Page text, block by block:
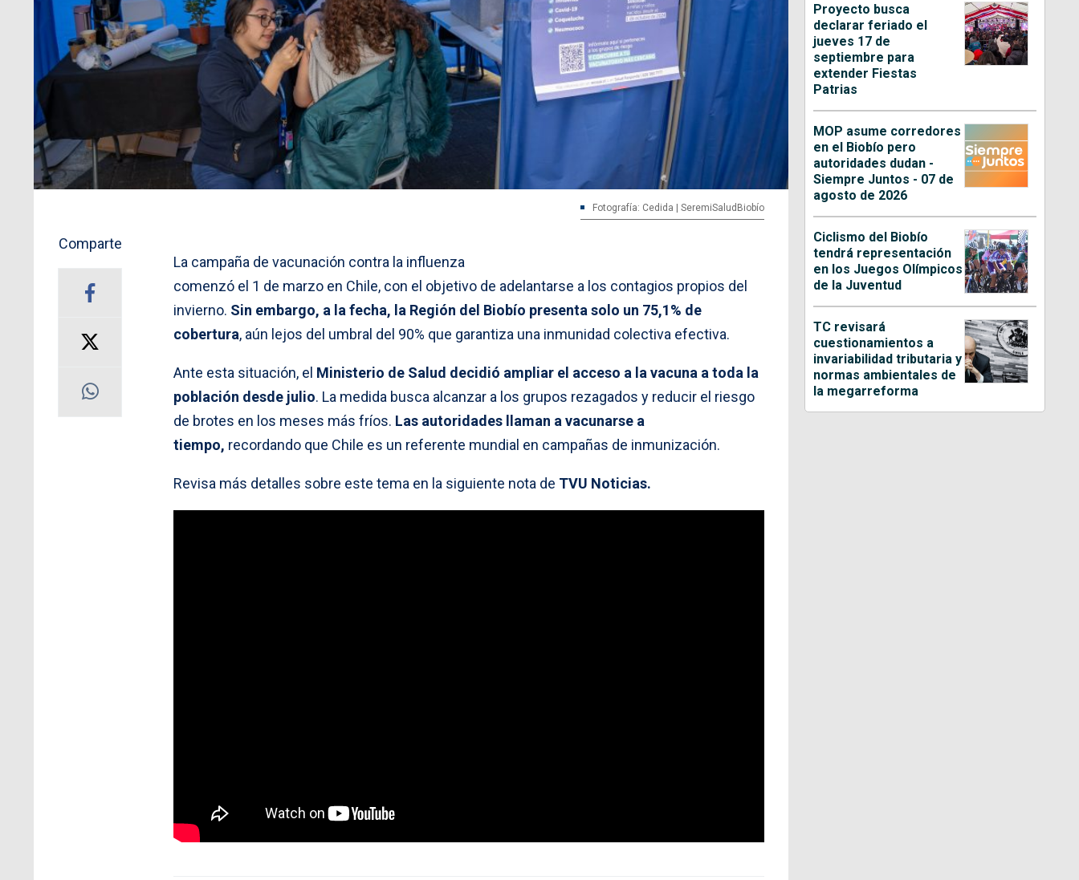
Fotografía: Cedida | SeremiSaludBiobío
Comparte
La campaña de vacunación contra la influenza
comenzó el 1 de marzo en Chile, con el objetivo de adelantarse a los contagios propios del
invierno. Sin embargo, a la fecha, la Región del Biobío presenta solo un 75,1% de
cobertura, aún lejos del umbral del 90% que garantiza una inmunidad colectiva efectiva.
Ante esta situación, el Ministerio de Salud decidió ampliar el acceso a la vacuna a toda la
población desde julio. La medida busca alcanzar a los grupos rezagados y reducir el riesgo
de brotes en los meses más fríos. Las autoridades llaman a vacunarse a
tiempo, recordando que Chile es un referente mundial en campañas de inmunización.
Revisa más detalles sobre este tema en la siguiente nota de TVU Noticias.
Proyecto busca
declarar feriado el
jueves 17 de
septiembre para
extender Fiestas
Patrias
MOP asume corredores
en el Biobío pero
autoridades dudan -
Siempre Juntos - 07 de
agosto de 2026
Ciclismo del Biobío
tendrá representación
en los Juegos Olímpicos
de la Juventud
TC revisará
cuestionamientos a
invariabilidad tributaria y
normas ambientales de
la megarreforma